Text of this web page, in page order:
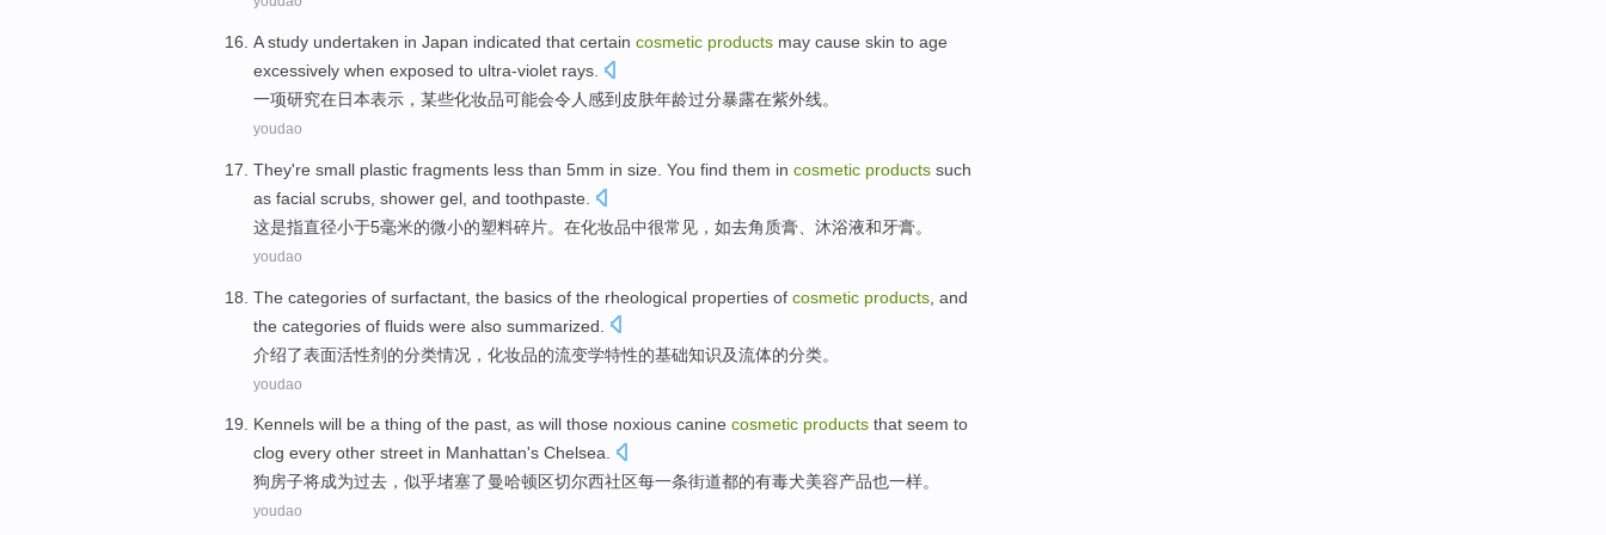
A study undertaken in Japan indicated that certain cosmetic products may cause skin to age
excessively when exposed to ultra-violet rays
一项研究在日本表示 ， 某些化妆品可能会令人 感到 皮肤年龄过分暴露在紫外线。
youdao
They're small plastic fragments less than 5mm in size . You find them in cosmetic products such
as facial scrubs shower gel and toothpaste
这是指直径小于5毫米的微小的塑料碎片。 在化妆品中很常见， 如去角质膏、 沐浴液和牙膏。
youdao
The categories of surfactant the basics of the rheological properties of cosmetic products and
the categories of fluids were also summarized.
介绍了表面活性剂的分类情况， 化妆品的流变学特性的基础知识及流体的分类。
youdao
Kennels will be a thing of the past, as will those noxious canine cosmetic products that seem to
clog every other street in Manhattan's Chelsea.
狗房子将成为过去 ， 似乎堵塞了曼哈顿区切尔西社区每一条街道都的有毒犬美容产品也一样。
youdao